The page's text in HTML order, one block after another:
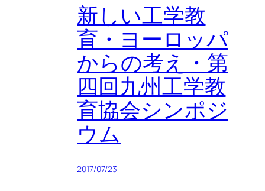
新しい工学教
育・ヨーロッパ
からの考え・第
四回九州工学教
育協会シンポジ
ウム
2017/07/23